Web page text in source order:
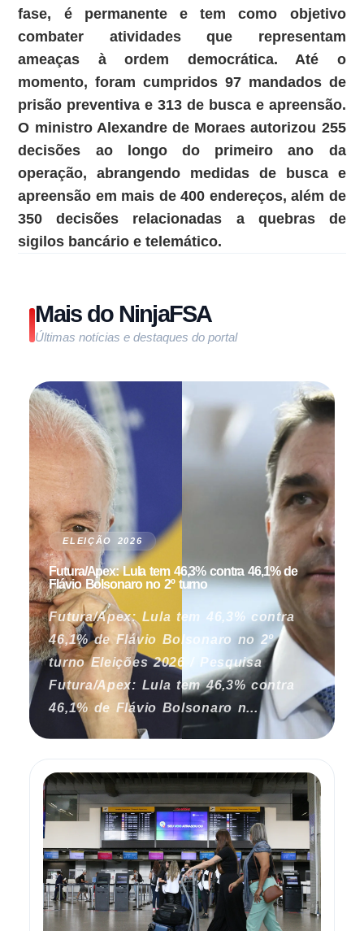
fase, é permanente e tem como objetivo
combater atividades que representam
ameaças à ordem democrática. Até o
momento, foram cumpridos 97 mandados de
prisão preventiva e 313 de busca e apreensão.
O ministro Alexandre de Moraes autorizou 255
decisões ao longo do primeiro ano da
operação, abrangendo medidas de busca e
apreensão em mais de 400 endereços, além de
350 decisões relacionadas a quebras de
sigilos bancário e telemático.
Mais do NinjaFSA
Últimas notícias e destaques do portal
ELEIÇÃO 2026
Futura/Apex: Lula tem 46,3% contra 46,1% de
Flávio Bolsonaro no 2º turno
Futura/Apex: Lula tem 46,3% contra
46,1% de Flávio Bolsonaro no 2º
turno Eleições 2026 / Pesquisa
Futura/Apex: Lula tem 46,3% contra
46,1% de Flávio Bolsonaro n...